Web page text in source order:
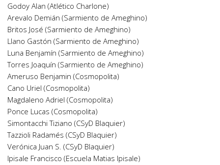
Godoy Alan (Atlético Charlone)
Arevalo Demián (Sarmiento de Ameghino)
Britos José (Sarmiento de Ameghino)
Llano Gastón (Sarmiento de Ameghino)
Luna Benjamín (Sarmiento de Ameghino)
Torres Joaquín (Sarmiento de Ameghino)
Ameruso Benjamin (Cosmopolita)
Cano Uriel (Cosmopolita)
Magdaleno Adriel (Cosmopolita)
Ponce Lucas (Cosmopolita)
Simontacchi Tiziano (CSyD Blaquier)
Tazzioli Radamés (CSyD Blaquier)
Verónica Juan S. (CSyD Blaquier)
Ipisale Francisco (Escuela Matias Ipisale)